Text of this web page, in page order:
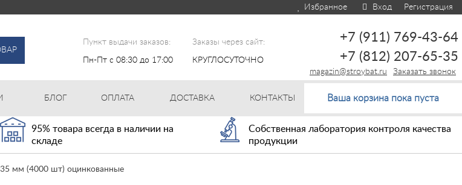
Избранное Вход Регистрация
Пункт выдачи заказов:
Пн-Пт с 08:30 до 17:00
Заказы через сайт:
КРУГЛОСУТОЧНО
+7 (911) 769-43-64
+7 (812) 207-65-35
Заказать звонок
magazin@stroybat.ru
БЛОГ ОПЛАТА ДОСТАВКА КОНТАКТЫ Ваша корзина пока пуста
95% товара всегда в наличии на
складе
Собственная лаборатория контроля качества
продукции
мм (4000 шт) оцинкованные